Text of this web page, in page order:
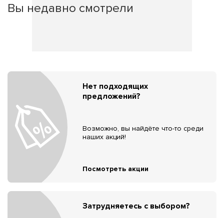
Вы недавно смотрели
Нет подходящих
предложений?
Возможно, вы найдёте что-то среди
наших акций!
Посмотреть акции
Затрудняетесь с выбором?